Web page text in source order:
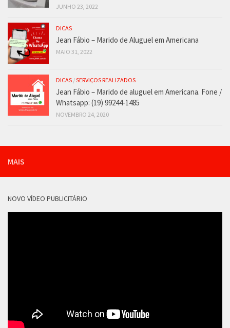
JUNHO 23, 2022
DICAS
Jean Fábio – Marido de Aluguel em Americana
MAIO 31, 2022
DICAS /SERVIÇOS REALIZADOS
Jean Fábio – Marido de aluguel em Americana. Fone /
Whatsapp: (19) 99244-1485
NOVEMBRO 24, 2020
MAIS
NOVO VÍDEO PUBLICITÁRIO